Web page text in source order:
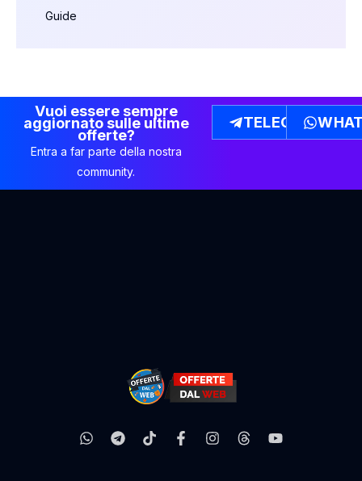
Guide
Vuoi essere sempre
aggiornato sulle ultime
offerte?
Entra a far parte della nostra
community.
TELEGRAM